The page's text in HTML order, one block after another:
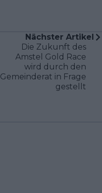
Nächster Artikel
Die Zukunft des
Amstel Gold Race
wird durch den
Gemeinderat in Frage
gestellt